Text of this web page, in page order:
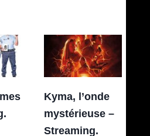
Kyma, l’onde
mystérieuse –
Streaming.